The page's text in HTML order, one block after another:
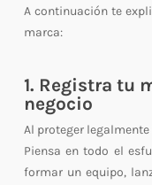
A continuación te
marca:
1. Registra tu
negocio
Al proteger
Piensa en todo el
formar un equipo,